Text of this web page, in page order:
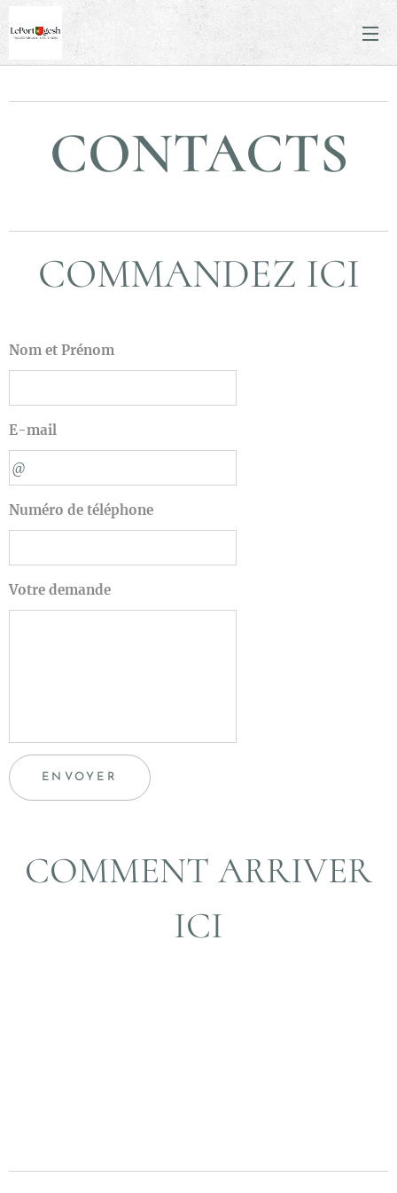
CONTACTS
COMMANDEZ ICI
Nom et Prénom
E-mail
Numéro de téléphone
Votre demande
ENVOYER
COMMENT ARRIVER
ICI